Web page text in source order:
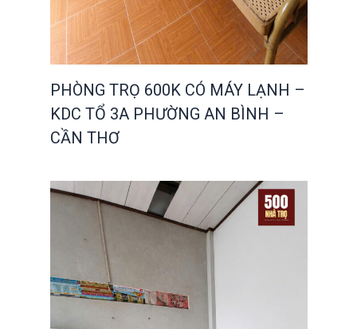
PHÒNG TRỌ 600K CÓ MÁY LẠNH –
KDC TỔ 3A PHƯỜNG AN BÌNH –
CẦN THƠ